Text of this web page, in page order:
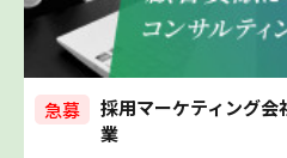
急募
採用マーケティング会
業